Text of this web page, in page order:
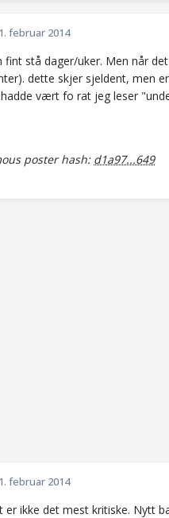
1. februar 2014
fint stå dager/uker. Men når
dette skjer sjeldent, men
vært fo rat jeg leser
poster hash: d1a97...649
1. februar 2014
er ikke det mest kritiske. Nytt